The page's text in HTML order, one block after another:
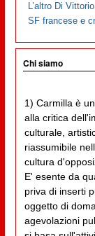
L’altro Di Vittorio
SF francese e
Chi siamo
1) Carmilla è
alla critica
culturale,
riassumibile
cultura
E' esente da
priva di inserti
oggetto di
agevolazioni